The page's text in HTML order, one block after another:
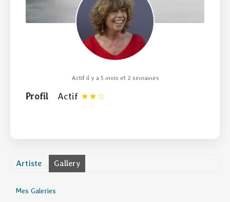
Actif il y a 5 mois et 2 semaines
Profil Actif
Artiste Gallery
Mes Galeries